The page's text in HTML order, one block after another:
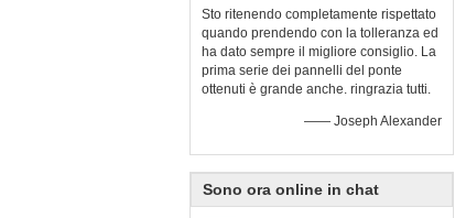
Sto ritenendo completamente rispettato
quando prendendo con la tolleranza ed
ha dato sempre il migliore consiglio. La
prima serie dei pannelli del ponte
ottenuti è grande anche. ringrazia tutti.
—— Joseph Alexander
Sono ora online in chat